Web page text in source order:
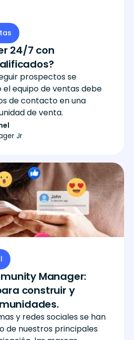
24/7 con
prospectos se
equipo de ventas debe
de contacto en una
de venta.
Jr
Manager:
construir y
y redes sociales se han
de nuestros principales